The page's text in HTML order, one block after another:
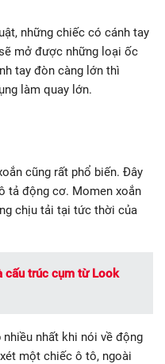
những chiếc có cánh tay
mở được những loại ốc
tay đòn càng lớn thì
làm quay lớn.
cũng rất phổ biến. Đây
tả động cơ. Momen xoắn
chịu tải tại tức thời của
cấu trúc cụm từ Look
nhất khi nói về động
một chiếc ô tô, ngoài